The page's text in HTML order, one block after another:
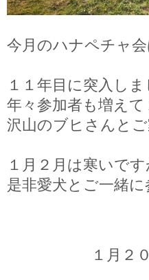
今月のハナペチャ
１１年目に突入しま
年々参加者も増え
沢山のブヒさんと
１月２月は寒いで
是非愛犬とご一緒
１月２